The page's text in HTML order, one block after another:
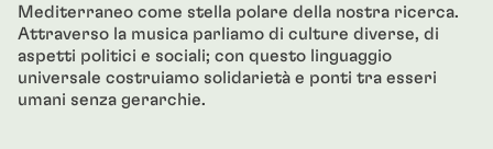
Mediterraneo come stella polare della nostra ricerca.
Attraverso la musica parliamo di culture diverse, di
aspetti politici e sociali; con questo linguaggio
universale costruiamo solidarietà e ponti tra esseri
umani senza gerarchie.